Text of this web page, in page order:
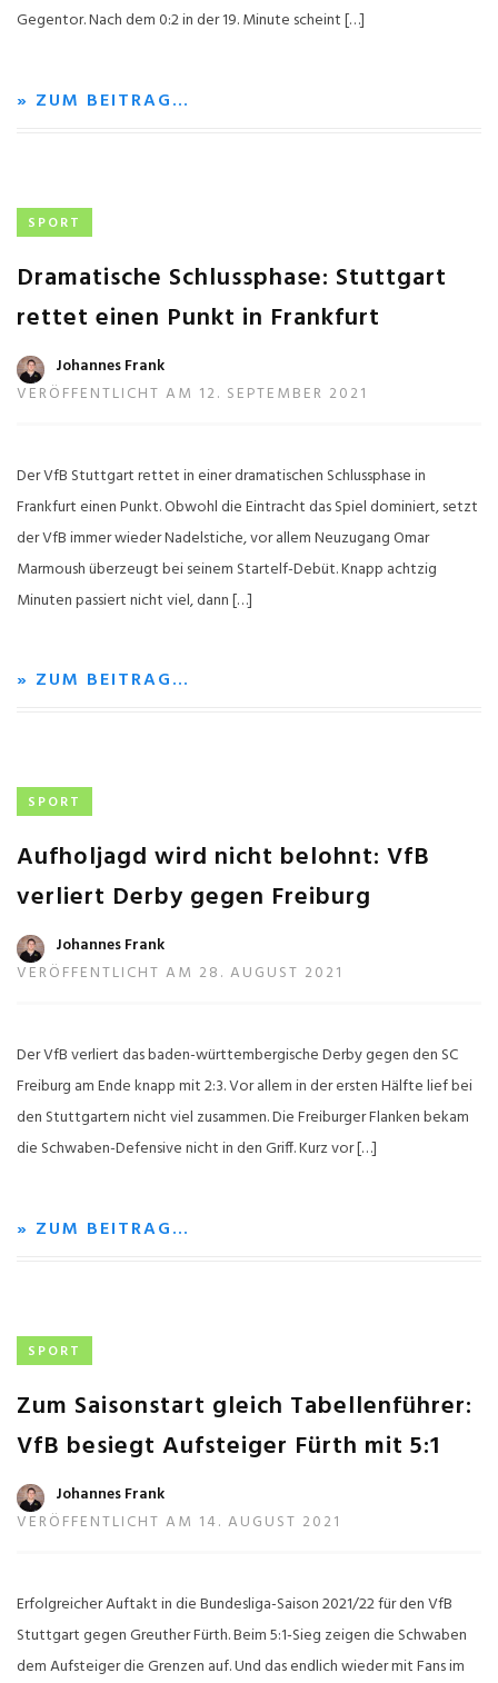
Gegentor. Nach dem 0:2 in der 19. Minute scheint […]
» ZUM BEITRAG…
SPORT
Dramatische Schlussphase: Stuttgart
rettet einen Punkt in Frankfurt
Johannes Frank
VERÖFFENTLICHT AM 12. SEPTEMBER 2021
Der VfB Stuttgart rettet in einer dramatischen Schlussphase in
Frankfurt einen Punkt. Obwohl die Eintracht das Spiel dominiert, setzt
der VfB immer wieder Nadelstiche, vor allem Neuzugang Omar
Marmoush überzeugt bei seinem Startelf-Debüt. Knapp achtzig
Minuten passiert nicht viel, dann […]
» ZUM BEITRAG…
SPORT
Aufholjagd wird nicht belohnt: VfB
verliert Derby gegen Freiburg
Johannes Frank
VERÖFFENTLICHT AM 28. AUGUST 2021
Der VfB verliert das baden-württembergische Derby gegen den SC
Freiburg am Ende knapp mit 2:3. Vor allem in der ersten Hälfte lief bei
den Stuttgartern nicht viel zusammen. Die Freiburger Flanken bekam
die Schwaben-Defensive nicht in den Griff. Kurz vor […]
» ZUM BEITRAG…
SPORT
Zum Saisonstart gleich Tabellenführer:
VfB besiegt Aufsteiger Fürth mit 5:1
Johannes Frank
VERÖFFENTLICHT AM 14. AUGUST 2021
Erfolgreicher Auftakt in die Bundesliga-Saison 2021/22 für den VfB
Stuttgart gegen Greuther Fürth. Beim 5:1-Sieg zeigen die Schwaben
dem Aufsteiger die Grenzen auf. Und das endlich wieder mit Fans im